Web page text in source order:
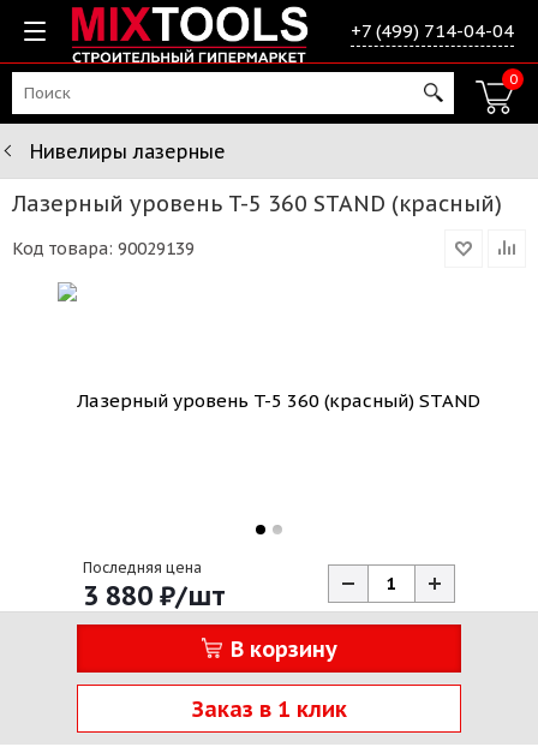
+7 (499) 714-04-04
0
Нивелиры лазерные
Лазерный уровень T-5 360 STAND (красный)
Код товара: 90029139
Последняя цена
3 880 ₽/шт
В корзину
Заказ в 1 клик